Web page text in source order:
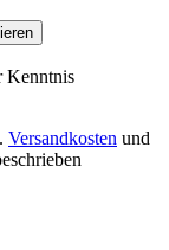
Kenntnis
Versandkosten und